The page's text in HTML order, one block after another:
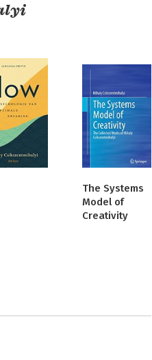
The Systems
Model of
Creativity